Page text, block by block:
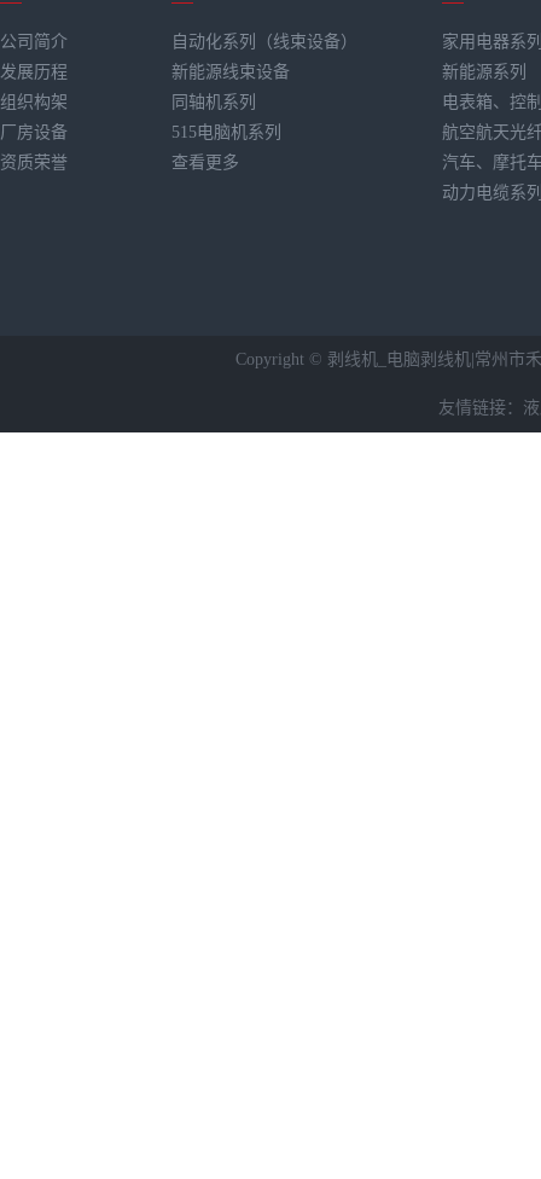
公司简介
发展历程
组织构架
厂房设备
资质荣誉
自动化系列（线束设备）
新能源线束设备
同轴机系列
515电脑机系列
查看更多
家用电器系
新能源系列
电表箱、控
航空航天光
汽车、摩托
动力电缆系
Copyright © 剥线机_电脑剥线机|常州市
友情链接：